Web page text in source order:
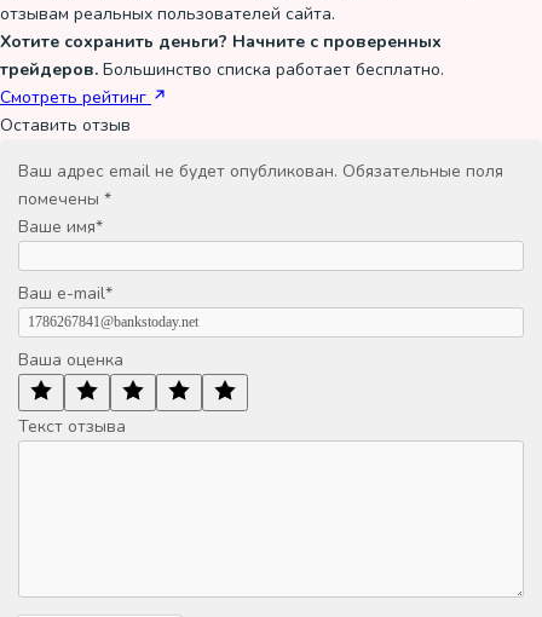
отзывам реальных пользователей сайта.
Хотите сохранить деньги? Начните с проверенных
трейдеров. Большинство списка работает бесплатно.
Смотреть рейтинг
Оставить отзыв
Ваш адрес email не будет опубликован. Обязательные поля
помечены *
Ваше имя*
Ваш e-mail*
Ваша оценка
Текст отзыва